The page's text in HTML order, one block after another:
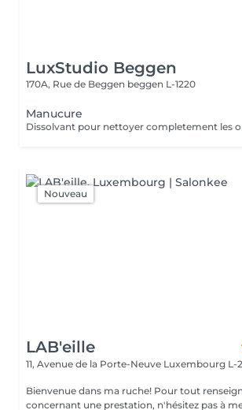
LuxStudio Beggen
170A, Rue de Beggen beggen L-1220
Manucure
Nouveau
LAB'eille
11, Avenue de la Porte-Neuve Luxembourg L-
Bienvenue dans ma ruche! Pour tout
concernant une prestation, n'hésitez pas à